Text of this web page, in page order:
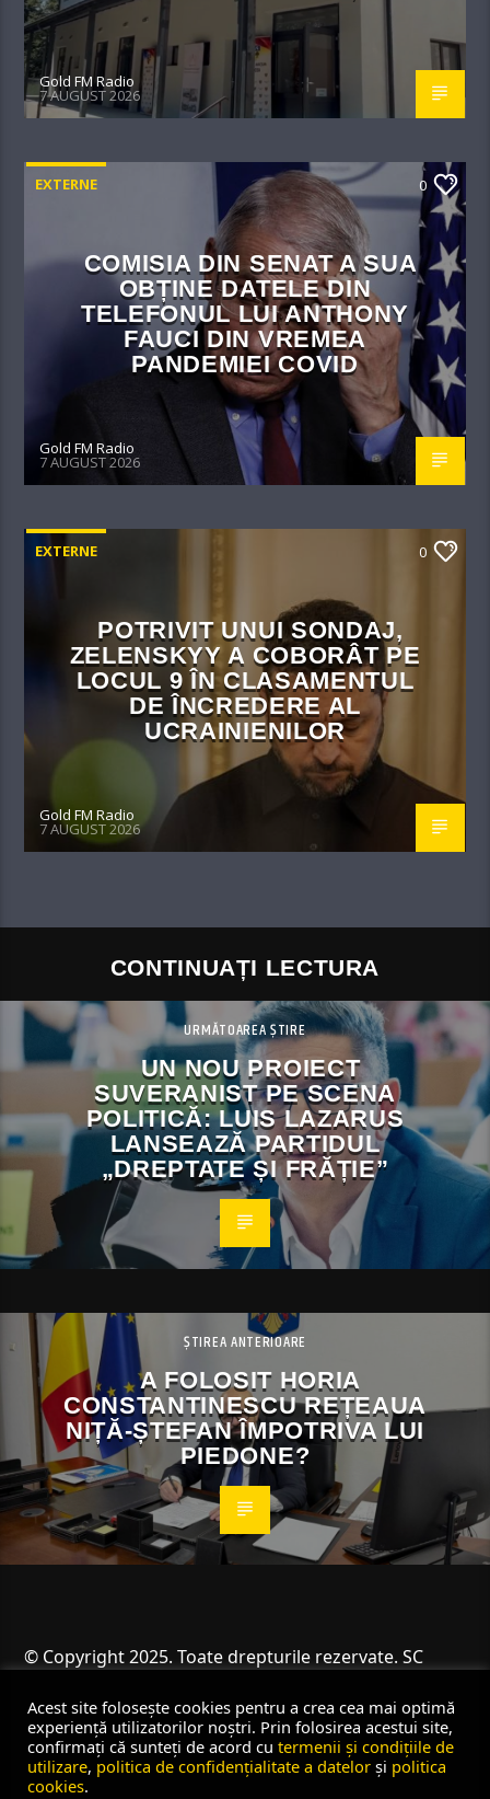
Gold FM Radio
7 AUGUST 2026
EXTERNE 0
COMISIA DIN SENAT A SUA
OBȚINE DATELE DIN
TELEFONUL LUI ANTHONY
FAUCI DIN VREMEA
PANDEMIEI COVID
Gold FM Radio
7 AUGUST 2026
EXTERNE 0
POTRIVIT UNUI SONDAJ,
ZELENSKYY A COBORÂT PE
LOCUL 9 ÎN CLASAMENTUL
DE ÎNCREDERE AL
UCRAINIENILOR
Gold FM Radio
7 AUGUST 2026
CONTINUAȚI LECTURA
URMĂTOAREA ȘTIRE
UN NOU PROIECT
SUVERANIST PE SCENA
POLITICĂ: LUIS LAZARUS
LANSEAZĂ PARTIDUL
„DREPTATE ȘI FRĂȚIE”
ȘTIREA ANTERIOARE
A FOLOSIT HORIA
CONSTANTINESCU REȚEAUA
NIȚĂ-ȘTEFAN ÎMPOTRIVA LUI
PIEDONE?
© Copyright 2025. Toate drepturile rezervate. SC
Acest site folosește cookies pentru a crea cea mai optimă
experiență utilizatorilor noștri. Prin folosirea acestui site,
confirmați că sunteți de acord cu termenii și condițiile de
utilizare, politica de confidențialitate a datelor și politica
cookies.